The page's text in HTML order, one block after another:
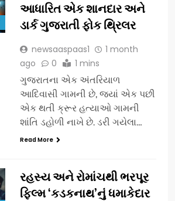
આધારિત એક શાનદાર અને
ડાર્ક ગુજરાતી ફોક થ્રિલર
newsaaspaas1
1 month
ago
0 1 mins
ગુજરાતના એક અંતરિયાળ
આદિવાસી ગામની છે, જ્યાં એક પછી
એક થતી ક્રૂર હત્યાઓ ગામની
શાંતિ ડહોળી નાખે છે. ડરી ગયેલા…
Read More
રહસ્ય અને રોમાંચથી ભરપૂર
ફિલ્મ ‘કડકનાથ’નું ધમાકેદાર